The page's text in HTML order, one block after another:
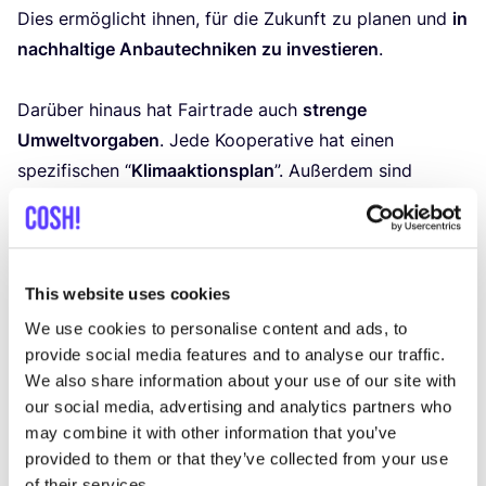
This website uses cookies
We use cookies to personalise content and ads, to
provide social media features and to analyse our traffic.
We also share information about your use of our site with
our social media, advertising and analytics partners who
may combine it with other information that you’ve
provided to them or that they’ve collected from your use
Dies ermög­licht ihnen, für die Zukunft zu pla­nen und in
nach­hal­ti­ge Anbau­tech­ni­ken zu inves­tie­ren.
Dar­über hin­aus hat Fair­trade auch stren­ge
Umwelt­vor­ga­ben. Jede Koope­ra­ti­ve hat einen
spe­zi­fi­schen “Kli­ma­ak­ti­ons­plan”. Außer­dem sind
gefähr­li­che Pes­ti­zi­de ver­bo­ten
, um die natür­li­chen
Res­sour­cen zu schüt­zen, und
etwa die Hälf­te des
zer­ti­fi­ziert. Wuss­test du, dass Fair­trade auch
zahl­rei­che Schu­lungs­kur­se und Pro­gram­me für die
Erzeuger:innen orga­ni­siert? Auf die­se Wei­se inves­tiert
Fair­trade nicht nur in die Kli­ma­an­pas­sung, son­dern
auch in die Wider­stands­fä­hig­keit der
kaf­fee­an­bau­en­den Per­so­nen. Die
Kaffeeproduzent:innen füh­len sich geschützt und